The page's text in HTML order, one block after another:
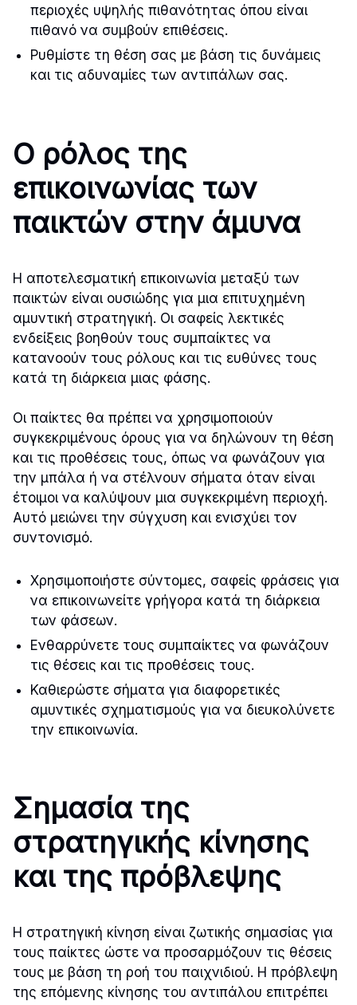
περιοχές υψηλής πιθανότητας όπου είναι
πιθανό να συμβούν επιθέσεις.
Ρυθμίστε τη θέση σας με βάση τις δυνάμεις
και τις αδυναμίες των αντιπάλων σας.
Ο ρόλος της
επικοινωνίας των
παικτών στην άμυνα
Η αποτελεσματική επικοινωνία μεταξύ των
παικτών είναι ουσιώδης για μια επιτυχημένη
αμυντική στρατηγική. Οι σαφείς λεκτικές
ενδείξεις βοηθούν τους συμπαίκτες να
κατανοούν τους ρόλους και τις ευθύνες τους
κατά τη διάρκεια μιας φάσης.
Οι παίκτες θα πρέπει να χρησιμοποιούν
συγκεκριμένους όρους για να δηλώνουν τη θέση
και τις προθέσεις τους, όπως να φωνάζουν για
την μπάλα ή να στέλνουν σήματα όταν είναι
έτοιμοι να καλύψουν μια συγκεκριμένη περιοχή.
Αυτό μειώνει την σύγχυση και ενισχύει τον
συντονισμό.
Χρησιμοποιήστε σύντομες, σαφείς φράσεις για
να επικοινωνείτε γρήγορα κατά τη διάρκεια
των φάσεων.
Ενθαρρύνετε τους συμπαίκτες να φωνάζουν
τις θέσεις και τις προθέσεις τους.
Καθιερώστε σήματα για διαφορετικές
αμυντικές σχηματισμούς για να διευκολύνετε
την επικοινωνία.
Σημασία της
στρατηγικής κίνησης
και της πρόβλεψης
Η στρατηγική κίνηση είναι ζωτικής σημασίας για
τους παίκτες ώστε να προσαρμόζουν τις θέσεις
τους με βάση τη ροή του παιχνιδιού. Η πρόβλεψη
της επόμενης κίνησης του αντιπάλου επιτρέπει